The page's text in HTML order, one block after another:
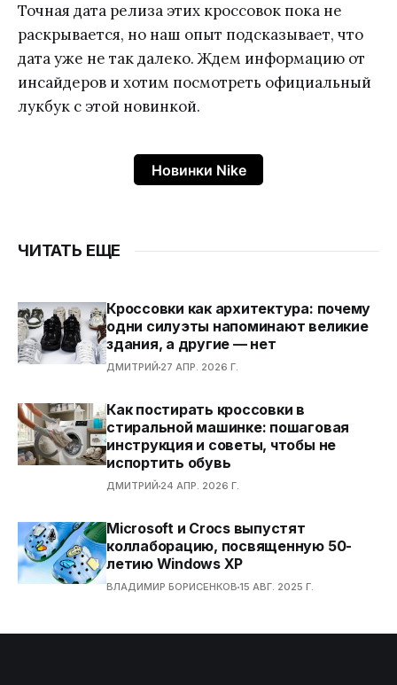
Точная дата релиза этих кроссовок пока не
раскрывается, но наш опыт подсказывает, что
дата уже не так далеко. Ждем информацию от
инсайдеров и хотим посмотреть официальный
лукбук с этой новинкой.
Новинки Nike
ЧИТАТЬ ЕЩЕ
Кроссовки как архитектура: почему
одни силуэты напоминают великие
здания, а другие — нет
ДМИТРИЙ 27 АПР. 2026 Г.
Как постирать кроссовки в
стиральной машинке: пошаговая
инструкция и советы, чтобы не
испортить обувь
ДМИТРИЙ 24 АПР. 2026 Г.
Microsoft и Crocs выпустят
коллаборацию, посвященную 50-
летию Windows XP
ВЛАДИМИР БОРИСЕНКОВ 15 АВГ. 2025 Г.